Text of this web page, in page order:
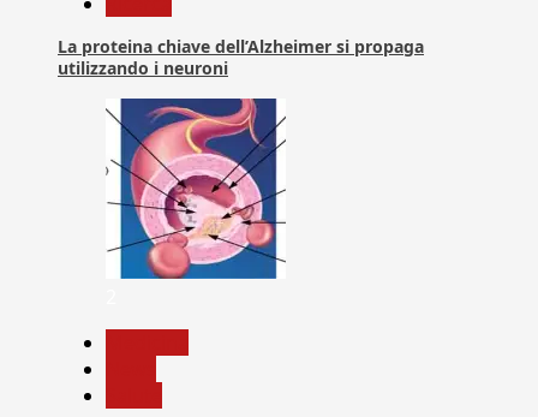
La proteina chiave dell’Alzheimer si propaga
utilizzando i neuroni